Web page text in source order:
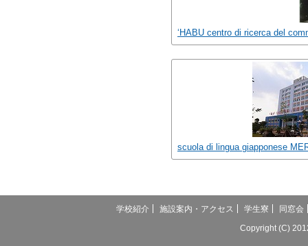
‘HABU centro di ricerca del
scuola di lingua giapponese
学校紹介 施設案内・アクセス 学生寮 同窓会
Copyright (C)